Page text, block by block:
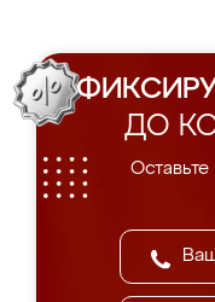
ДО
Оставьте